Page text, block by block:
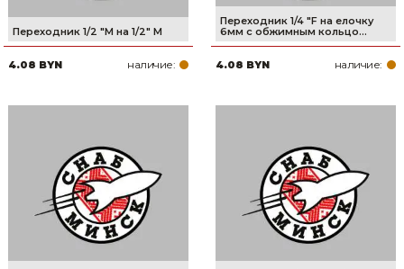
Переходник 1/2 "M на 1/2" M
4.08 BYN наличие:
Переходник 1/4 "F на елочку
6мм с обжимным кольцо...
4.08 BYN наличие: